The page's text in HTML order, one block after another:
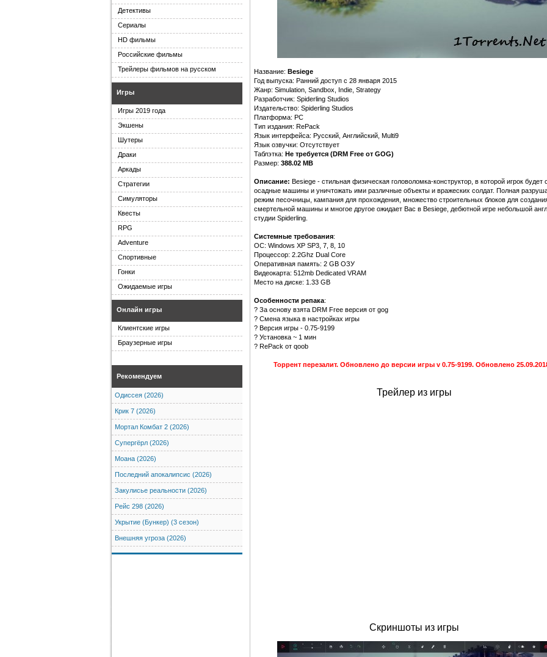
Название: Besiege
Год выпуска: Ранний доступ с 28 января 2015
Жанр: Simulation, Sandbox, Indie, Strategy
Разработчик: Spiderling Studios
Издательство: Spiderling Studios
Платформа: PC
Тип издания: RePack
Язык интерфейса: Русский, Английский, Multi9
Язык озвучки: Отсутствует
Таблэтка: Не требуется (DRM Free от GOG)
Размер: 388.02 MB
Описание: Besiege - стильная физическая головоломка-конструктор, в которой игрок будет
осадные машины и уничтожать ими различные объекты и вражеских солдат. Полная
режим песочницы, кампания для прохождения, множество строительных блоков для
смертельной машины и многое другое ожидает Вас в Besiege, дебютной игре небольшой
студии Spiderling.
Системные требования:
ОС: Windows XP SP3, 7, 8, 10
Процессор: 2.2Ghz Dual Core
Оперативная память: 2 GB ОЗУ
Видеокарта: 512mb Dedicated VRAM
Место на диске: 1.33 GB
Особенности репака:
? За основу взята DRM Free версия от gog
? Смена языка в настройках игры
? Версия игры - 0.75-9199
? Установка ~ 1 мин
? RePack от qoob
Торрент перезалит. Обновлено до версии игры v 0.75-9199. Обновлено
Трейлер из игры
Скриншоты из игры
Детективы
Сериалы
HD фильмы
Российские фильмы
Трейлеры фильмов на русском
Игры
Игры 2019 года
Экшены
Шутеры
Драки
Аркады
Стратегии
Симуляторы
Квесты
RPG
Adventure
Спортивные
Гонки
Ожидаемые игры
Онлайн игры
Клиентские игры
Браузерные игры
Рекомендуем
Одиссея (2026)
Крик 7 (2026)
Мортал Комбат 2 (2026)
Супергёрл (2026)
Моана (2026)
Последний апокалипсис (2026)
Закулисье реальности (2026)
Рейс 298 (2026)
Укрытие (Бункер) (3 сезон)
Внешняя угроза (2026)